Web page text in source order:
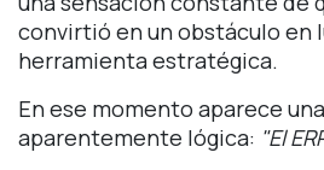
convirtió en un obstáculo en
herramienta estratégica.
En ese momento aparece
aparentemente lógica: "El